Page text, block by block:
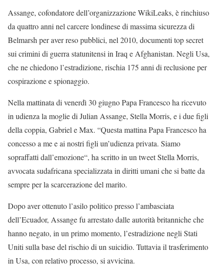
Assange, cofondatore dell’organizzazione WikiLeaks, è rinchiuso
da quattro anni nel carcere londinese di massima sicurezza di
Belmarsh per aver reso pubblici, nel 2010, documenti top secret
sui crimini di guerra statunitensi in Iraq e Afghanistan. Negli Usa,
che ne chiedono l’estradizione, rischia 175 anni di reclusione per
cospirazione e spionaggio.
Nella mattinata di venerdì 30 giugno Papa Francesco ha ricevuto
in udienza la moglie di Julian Assange, Stella Morris, e i due figli
della coppia, Gabriel e Max. “Questa mattina Papa Francesco ha
concesso a me e ai nostri figli un’udienza privata. Siamo
sopraffatti dall’emozione“, ha scritto in un tweet Stella Morris,
avvocata sudafricana specializzata in diritti umani che si batte da
sempre per la scarcerazione del marito.
Dopo aver ottenuto l’asilo politico presso l’ambasciata
dell’Ecuador, Assange fu arrestato dalle autorità britanniche che
hanno negato, in un primo momento, l’estradizione negli Stati
Uniti sulla base del rischio di un suicidio. Tuttavia il trasferimento
in Usa, con relativo processo, si avvicina.